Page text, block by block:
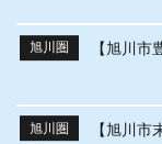
旭川圏 【旭川市
旭川圏
【旭川市